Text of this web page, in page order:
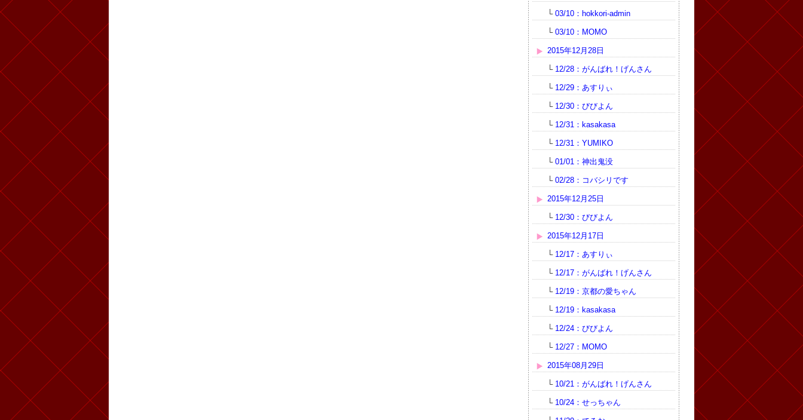
└ 03/10：hokkori-admin
└ 03/10：MOMO
2015年12月28日
└ 12/28：がんばれ！げんさん
└ 12/29：あすりぃ
└ 12/30：びびよん
└ 12/31：kasakasa
└ 12/31：YUMIKO
└ 01/01：神出鬼没
└ 02/28：コバシリです
2015年12月25日
└ 12/30：びびよん
2015年12月17日
└ 12/17：あすりぃ
└ 12/17：がんばれ！げんさん
└ 12/19：京都の愛ちゃん
└ 12/19：kasakasa
└ 12/24：びびよん
└ 12/27：MOMO
2015年08月29日
└ 10/21：がんばれ！げんさん
└ 10/24：せっちゃん